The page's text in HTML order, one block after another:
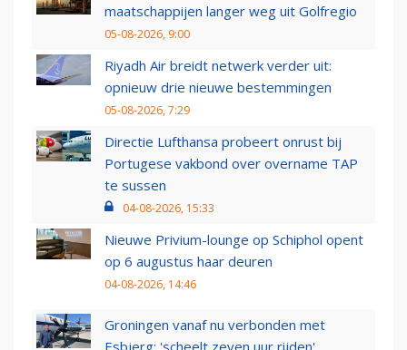
maatschappijen langer weg uit Golfregio
05-08-2026, 9:00
Riyadh Air breidt netwerk verder uit:
opnieuw drie nieuwe bestemmingen
05-08-2026, 7:29
Directie Lufthansa probeert onrust bij
Portugese vakbond over overname TAP
te sussen
04-08-2026, 15:33
Nieuwe Privium-lounge op Schiphol opent
op 6 augustus haar deuren
04-08-2026, 14:46
Groningen vanaf nu verbonden met